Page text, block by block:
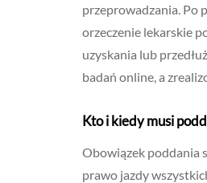
przeprowadzania. Po
orzeczenie lekarskie
uzyskania lub
badań online, a
Kto i kiedy musi
Obowiązek poddania
prawo jazdy